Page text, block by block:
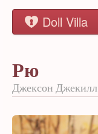
Doll Villa
Рю
Джексон Джекилл